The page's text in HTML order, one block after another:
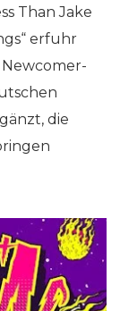
Than Jake
erfuhr
Newcomer-
die